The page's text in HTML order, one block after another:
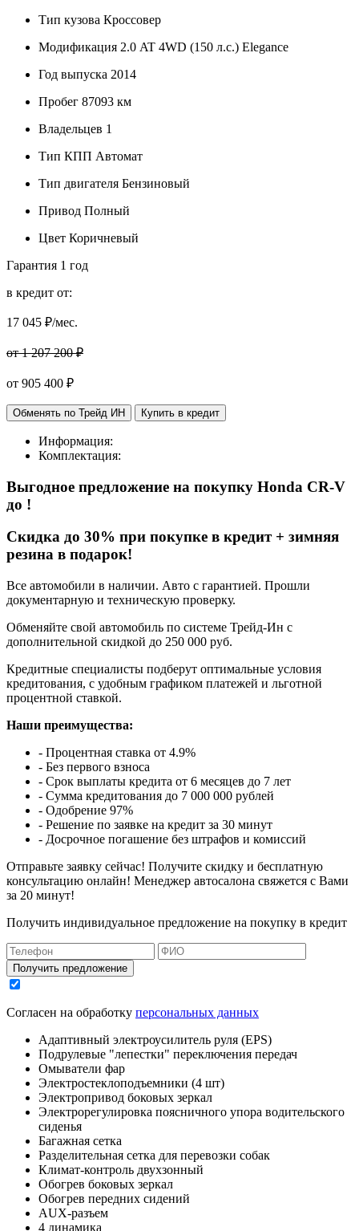
Тип кузова Кроссовер
Модификация 2.0 AT 4WD (150 л.с.) Elegance
Год выпуска 2014
Пробег 87093 км
Владельцев 1
Тип КПП Автомат
Тип двигателя Бензиновый
Привод Полный
Цвет Коричневый
Гарантия 1 год
в кредит от:
17 045 ₽/мес.
от 1 207 200 ₽
от 905 400 ₽
Обменять по Трейд ИН Купить в кредит
Информация:
Комплектация:
Выгодное предложение на покупку Honda CR-V
до !
Cкидка до 30% при покупке в кредит + зимняя
резина в подарок!
Все автомобили в наличии. Авто с гарантией. Прошли
документарную и техническую проверку.
Обменяйте свой автомобиль по системе Трейд-Ин с
дополнительной скидкой до 250 000 руб.
Кредитные специалисты подберут оптимальные условия
кредитования, с удобным графиком платежей и льготной
процентной ставкой.
Наши преимущества:
- Процентная ставка от 4.9%
- Без первого взноса
- Срок выплаты кредита от 6 месяцев до 7 лет
- Сумма кредитования до 7 000 000 рублей
- Одобрение 97%
- Решение по заявке на кредит за 30 минут
- Досрочное погашение без штрафов и комиссий
Отправьте заявку сейчас! Получите скидку и бесплатную
консультацию онлайн! Менеджер автосалона свяжется с Вами
за 20 минут!
Получить индивидуальное предложение на покупку в кредит
Получить предложение
Согласен на обработку персональных данных
Адаптивный электроусилитель руля (EPS)
Подрулевые "лепестки" переключения передач
Омыватели фар
Электростеклоподъемники (4 шт)
Электропривод боковых зеркал
Электрорегулировка поясничного упора водительского
сиденья
Багажная сетка
Разделительная сетка для перевозки собак
Климат-контроль двухзонный
Обогрев боковых зеркал
Обогрев передних сидений
AUX-разъем
4 динамика